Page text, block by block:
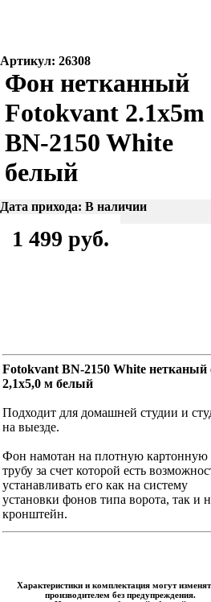
Артикул: 26308
Фон нетканный
Fotokvant 2.1x5m
BN-2150 White
белый
Дата прихода: В наличии
1 499 руб.
Fotokvant BN-2150 White нетканый
2,1х5,0 м белый
Подходит для домашней студии и
на выезде.
Фон намотан на плотную картонную
трубу за счет которой есть
устанавливать его как на систему
установки фонов типа ворота, так и
кронштейн.
Характеристики и комплектация могут
производителем без предупреждения.